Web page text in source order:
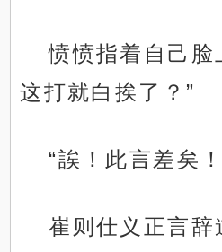
愤愤指着自己脸
这打就白挨了？”
“誒！此言差矣！
崔则仕义正言辞